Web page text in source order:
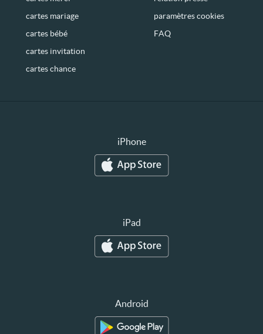
cartes mariage
cartes bébé
cartes invitation
cartes chance
paramètres cookies
FAQ
iPhone
iPad
Android